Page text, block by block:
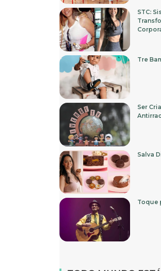
STC:
Tre
Ser
Salva
Toque